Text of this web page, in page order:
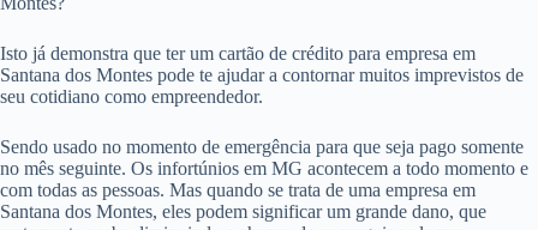
Isto já demonstra que ter um cartão de crédito para empresa em
Santana dos Montes pode te ajudar a contornar muitos imprevistos de
seu cotidiano como empreendedor.
Sendo usado no momento de emergência para que seja pago somente
no mês seguinte. Os infortúnios em MG acontecem a todo momento e
com todas as pessoas. Mas quando se trata de uma empresa em
Santana dos Montes, eles podem significar um grande dano, que